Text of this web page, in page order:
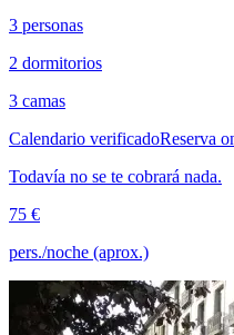
3 personas
2 dormitorios
3 camas
Calendario verificadoReserva
Todavía no se te cobrará nada.
75 €
pers./noche (aprox.)